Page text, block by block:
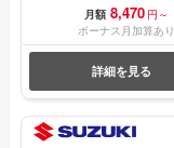
月額 8,470 円～
ボーナス月加算あり
詳細を見る